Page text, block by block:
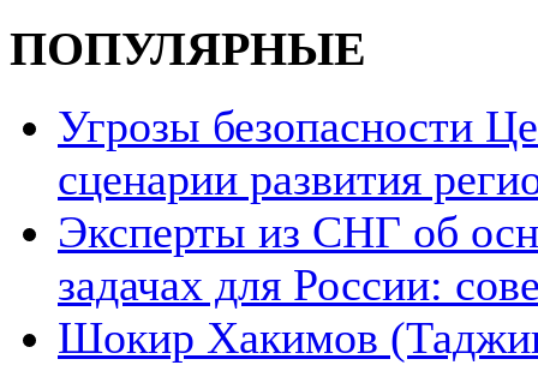
ПОПУЛЯРНЫЕ
Угрозы безопасности
сценарии развития
Эксперты из СНГ об
задачах для России:
Шокир Хакимов